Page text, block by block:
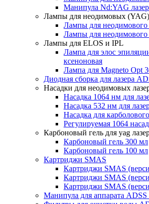
Манипула Nd:YAG
Лампы для неодимовых (YAG)
Лампы для неодимового
Лампы для неодимового
Лампы для ELOS и IPL
Лампа для элос
ксеноновая
Лампа для Magneto Opt
Диодная сборка для лазера
Насадки для неодимовых
Насадка 1064 нм для
Насадка 532 нм для
Насадка для
Регулируемая 1064
Карбоновый гель для yag
Карбоновый гель 300 мл
Карбоновый гель 100 мл
Картриджи SMAS
Картриджи SMAS
Картриджи SMAS
Картриджи SMAS
Манипула для аппарата